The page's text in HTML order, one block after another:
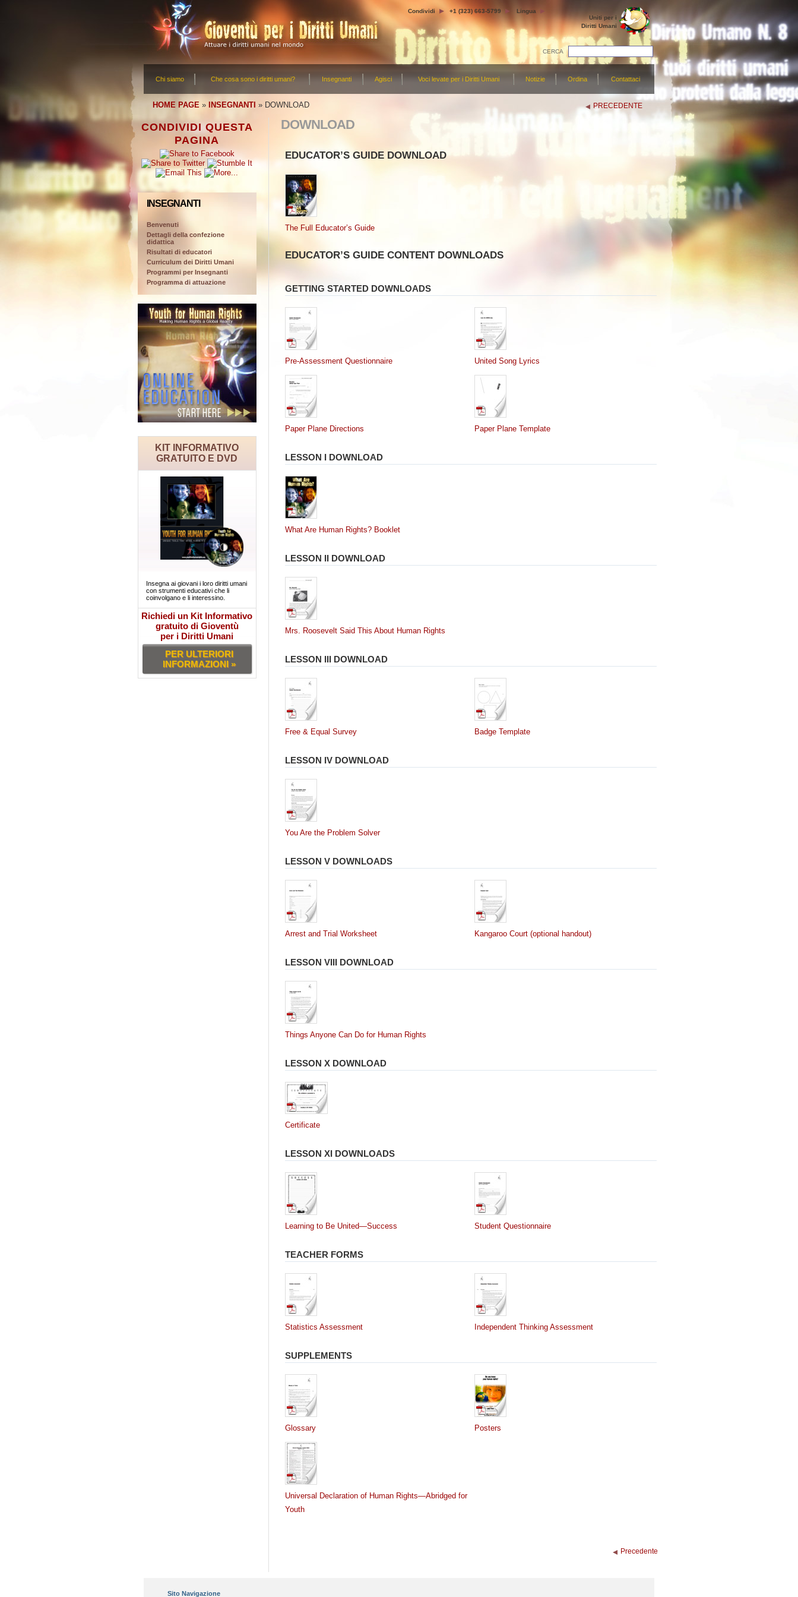
Condividi +1 (323) 663-5799
Lingua
Uniti per i
Diritti Umani
CERCA
Chi siamo Che cosa sono i diritti umani? Insegnanti Agisci Voci levate per i Diritti Umani Notizie Ordina Contattaci
HOME PAGE » INSEGNANTI » DOWNLOAD PRECEDENTE
CONDIVIDI QUESTA
PAGINA
INSEGNANTI
Benvenuti
Dettagli della confezione
didattica
Risultati di educatori
Curriculum dei Diritti Umani
Programmi per Insegnanti
Programma di attuazione
KIT INFORMATIVO
GRATUITO E DVD
Insegna ai giovani i loro diritti umani
con strumenti educativi che li
coinvolgano e li interessino.
Richiedi un Kit Informativo
gratuito di Gioventù
per i Diritti Umani
PER ULTERIORI
INFORMAZIONI »
DOWNLOAD
EDUCATOR’S GUIDE DOWNLOAD
The Full Educator’s Guide
EDUCATOR’S GUIDE CONTENT DOWNLOADS
GETTING STARTED DOWNLOADS
Pre-Assessment Questionnaire United Song Lyrics
Paper Plane Directions Paper Plane Template
LESSON I DOWNLOAD
What Are Human Rights? Booklet
LESSON II DOWNLOAD
Mrs. Roosevelt Said This About Human Rights
LESSON III DOWNLOAD
Free & Equal Survey Badge Template
LESSON IV DOWNLOAD
You Are the Problem Solver
LESSON V DOWNLOADS
Arrest and Trial Worksheet Kangaroo Court (optional handout)
LESSON VIII DOWNLOAD
Things Anyone Can Do for Human Rights
LESSON X DOWNLOAD
Certificate
LESSON XI DOWNLOADS
Learning to Be United—Success Student Questionnaire
TEACHER FORMS
Statistics Assessment Independent Thinking Assessment
SUPPLEMENTS
Glossary Posters
Universal Declaration of Human Rights—Abridged for
Youth
Precedente
Sito Navigazione